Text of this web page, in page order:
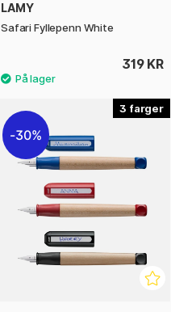
LAMY
Safari Fyllepenn White
319 KR
3
30%